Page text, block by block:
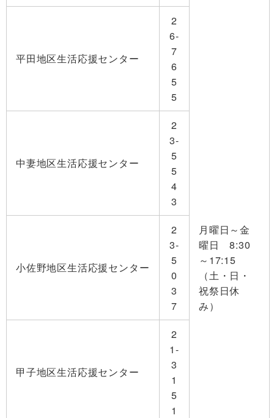
月曜日～金
曜日 8:30
～17:15
（土・日・
祝祭日休
み）
平田地区生活応援センター
2
6-
7
6
5
5
中妻地区生活応援センター
2
3-
5
5
4
3
小佐野地区生活応援センター
2
3-
5
0
3
7
甲子地区生活応援センター
2
1-
3
1
5
1